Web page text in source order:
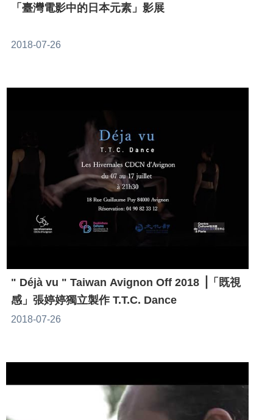
「臺灣電影中的日本元素」影展
2018-07-26
" Déjà vu " Taiwan Avignon Off 2018 ⎥「既視
感」張婷婷獨立製作 T.T.C. Dance
2018-07-26